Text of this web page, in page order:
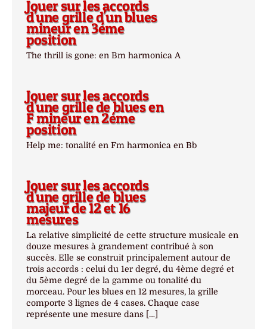
Jouer sur les accords
d'une grille d'un blues
mineur en 3éme
position
The thrill is gone: en Bm harmonica A
Jouer sur les accords
d'une grille de blues en
F mineur en 2éme
position
Help me: tonalité en Fm harmonica en Bb
Jouer sur les accords
d'une grille de blues
majeur de 12 et 16
mesures
La relative simplicité de cette structure musicale en
douze mesures à grandement contribué à son
succès. Elle se construit principalement autour de
trois accords : celui du 1er degré, du 4ème degré et
du 5ème degré de la gamme ou tonalité du
morceau. Pour les blues en 12 mesures, la grille
comporte 3 lignes de 4 cases. Chaque case
représente une mesure dans […]